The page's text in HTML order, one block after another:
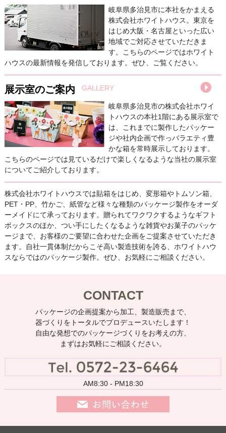
岐阜県多治見市に本社をかまえる
株式会社ホワイトハウス。東京を
はじめ大阪・名古屋といった広い
地域でご対応させていただきま
す。こちらのページではホワイト
ハウスの最新情報を発信しております。ぜひ、ご覧ください。
展示室のご案内 GALLERY
岐阜県多治見市の株式会社ホワイ
トハウスの本社1階にある展示室で
は、これまでに製作したパッケー
ジや社内企画で作っバラエティ豊
かな箱を常時展示しております。
こちらのページでは見ているだけで楽しくなるような当社の展示室
についてご紹介しております。
株式会社ホワイトハウスでは貼箱をはじめ、変形箱やトムソン箱、
PET・PP、竹かご、紙管など様々な種類のパッケージ製作をオーダ
ーメイドにて承っております。贈られてワクワクするようなギフト
ボックスのほか、つい手にしたくなるような雑貨やお菓子のパッケ
ージまで、お客様のご要望に合わせた企画をご提案させていただき
ます。自社一貫体制だからこそ高い製造技術を誇る、ホワイトハウ
スならではのパッケージ製作。ぜひ、お気軽にご相談ください。
CONTACT
パッケージの企画提案から加工、製造販売まで、
器づくりをトータルでプロデュースいたします！
自由な発想でのパッケージづくりをお考えの方、
まずはお気軽にご相談ください。
AM8:30 - PM18:30